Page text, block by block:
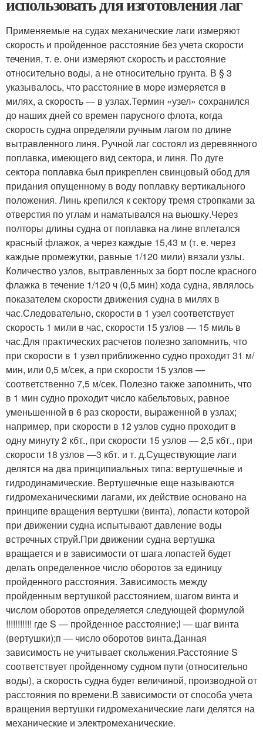
Применяемые на судах механические лаги измеряют
скорость и пройденное расстояние без учета скорости
течения, т. е. они измеряют скорость и расстояние
относительно воды, а не относительно грунта. В § 3
указывалось, что расстояние в море измеряется в
милях, а скорость — в узлах.Термин «узел» сохранился
до наших дней со времен парусного флота, когда
скорость судна определяли ручным лагом по длине
вытравленного линя. Ручной лаг состоял из деревянного
поплавка, имеющего вид сектора, и линя. По дуге
сектора поплавка был прикреплен свинцовый обод для
придания опущенному в воду поплавку вертикального
положения. Линь крепился к сектору тремя стропками за
отверстия по углам и наматывался на вьюшку.Через
полторы длины судна от поплавка на лине вплетался
красный флажок, а через каждые 15,43 м (т. е. через
каждые промежутки, равные 1/120 мили) вязали узлы.
Количество узлов, вытравленных за борт после красного
флажка в течение 1/120 ч (0,5 мин) хода судна, являлось
показателем скорости движения судна в милях в
час.Следовательно, скорости в 1 узел соответствует
скорость 1 мили в час, скорости 15 узлов — 15 миль в
час.Для практических расчетов полезно запомнить, что
при скорости в 1 узел приближенно судно проходит 31 м/
мин, или 0,5 м/сек, а при скорости 15 узлов —
соответственно 7,5 м/сек. Полезно также запомнить, что
в 1 мин судно проходит число кабельтовых, равное
уменьшенной в 6 раз скорости, выраженной в узлах;
например, при скорости в 12 узлов судно проходит в
одну минуту 2 кбт., при скорости 15 узлов — 2,5 кбт., при
скорости 18 узлов —3 кбт. и т. д.Существующие лаги
делятся на два принципиальных типа: вертушечные и
гидродинамические. Вертушечные еще называются
гидромеханическими лагами, их действие основано на
принципе вращения вертушки (винта), лопасти которой
при движении судна испытывают давление воды
встречных струй.При движении судна вертушка
вращается и в зависимости от шага лопастей будет
делать определенное число оборотов за единицу
пройденного расстояния. Зависимость между
пройденным вертушкой расстоянием, шагом винта и
числом оборотов определяется следующей формулой
!!!!!!!!!!! где S — пройденное расстояние;l — шаг винта
(вертушки);п — число оборотов винта.Данная
зависимость не учитывает скольжения.Расстояние S
соответствует пройденному судном пути (относительно
воды), а скорость судна будет величиной, производной от
расстояния по времени.В зависимости от способа учета
вращения вертушки гидромеханические лаги делятся на
механические и электромеханические.